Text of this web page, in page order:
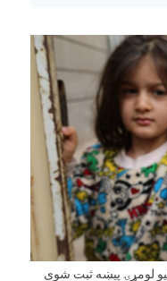
لومړۍ پیښه ثبت شوې